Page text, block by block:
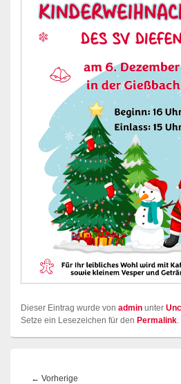
Dieser Eintrag wurde von admin unter
Setze ein Lesezeichen für den Permalink.
← Vorherige